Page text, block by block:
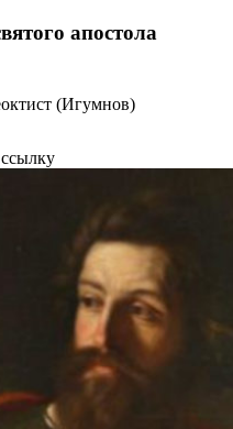
апостола
(Игумнов)